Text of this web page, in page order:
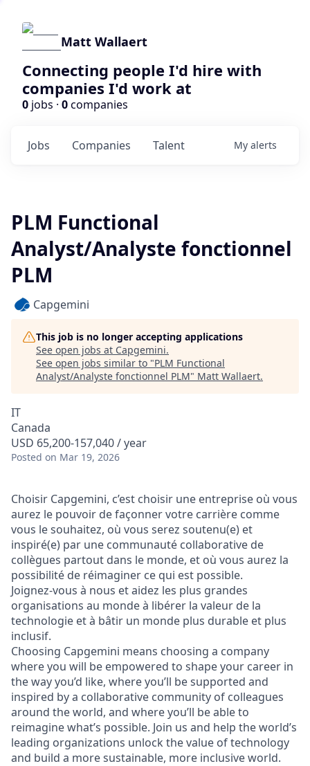
Matt Wallaert
Connecting people I'd hire with
companies I'd work at
0 jobs · 0companies
Jobs Companies Talent My alerts
PLM Functional
Analyst/Analyste fonctionnel
PLM
Capgemini
This job is no longer accepting applications
See open jobs at Capgemini.
See open jobs similar to "PLM Functional
Analyst/Analyste fonctionnel PLM" Matt Wallaert.
IT
Canada
USD 65,200-157,040 / year
Posted on Mar 19, 2026
Choisir Capgemini, c’est choisir une entreprise où vous
aurez le pouvoir de façonner votre carrière comme
vous le souhaitez, où vous serez soutenu(e) et
inspiré(e) par une communauté collaborative de
collègues partout dans le monde, et où vous aurez la
possibilité de réimaginer ce qui est possible.
Joignez‑vous à nous et aidez les plus grandes
organisations au monde à libérer la valeur de la
technologie et à bâtir un monde plus durable et plus
inclusif.
Choosing Capgemini means choosing a company
where you will be empowered to shape your career in
the way you’d like, where you’ll be supported and
inspired by a collaborative community of colleagues
around the world, and where you’ll be able to
reimagine what’s possible. Join us and help the world’s
leading organizations unlock the value of technology
and build a more sustainable, more inclusive world.